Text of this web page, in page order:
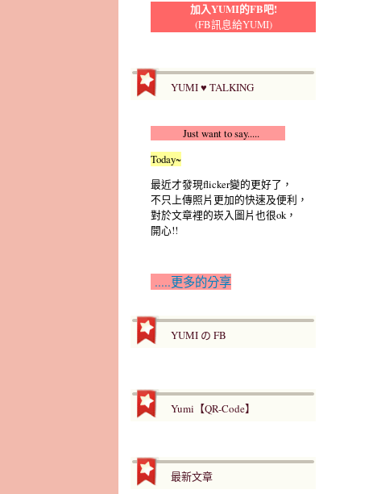
加入YUMI的FB吧!
(FB訊息給YUMI)
YUMI ♥ TALKING
Just want to say.....
Today~
最近才發現flicker變的更好了，
不只上傳照片更加的快速及便利，
對於文章裡的崁入圖片也很ok，
開心!!
.....更多的分享
YUMI の FB
Yumi【QR-Code】
最新文章